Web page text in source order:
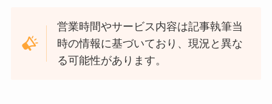
営業時間やサービス内容は記事執筆当
時の情報に基づいており、現況と異な
る可能性があります。